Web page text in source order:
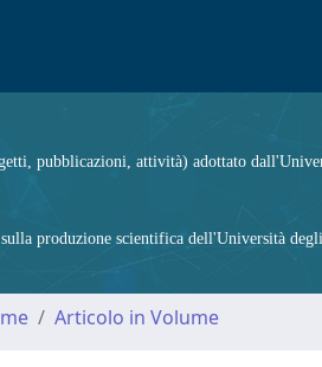
pubblicazioni, attività) adottato
produzione scientifica dell'Università
Articolo in Volume